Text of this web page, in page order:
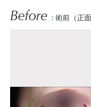
Before : 術前（正面